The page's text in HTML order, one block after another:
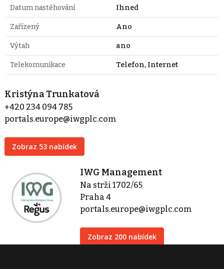
Datum nastěhování Ihned
Zařízený Ano
Výtah ano
Telekomunikace Telefon, Internet
Kristýna Trunkatová
+420 234 094 785
portals.europe@iwgplc.com
Zobraz 53 nabídek
IWG Management
Na strži 1702/65
Praha 4
portals.europe@iwgplc.com
Zobraz 200 nabídek